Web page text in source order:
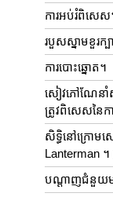
ការអប់រំពិសេស
របួសស្នាមខួរក្
ការបោះឆ្នោត។
សៀវភៅណែនាំ
ត្រូវពិសេសនៃក
សិទ្ធិនៅក្រោម
Lanterman ។
បណ្តាញជំនួយ